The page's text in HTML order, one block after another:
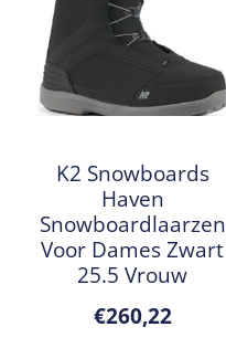
K2 Snowboards
Haven
Snowboardlaarzen
Voor Dames Zwart
25.5 Vrouw
€260,22